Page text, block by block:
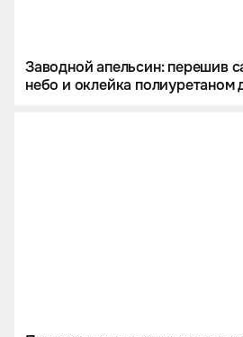
Заводной апельсин: перешив
небо и оклейка полиуретаном